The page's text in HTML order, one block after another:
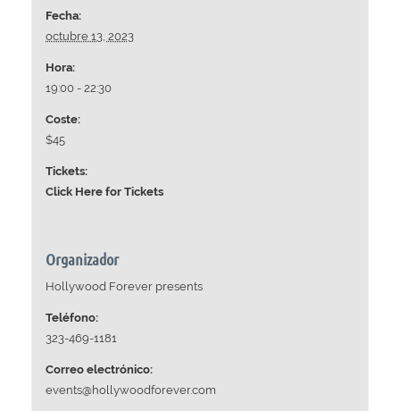
Fecha:
octubre 13, 2023
Hora:
19:00 - 22:30
Coste:
$45
Tickets:
Click Here for Tickets
Organizador
Hollywood Forever presents
Teléfono:
323-469-1181
Correo electrónico:
events@hollywoodforever.com